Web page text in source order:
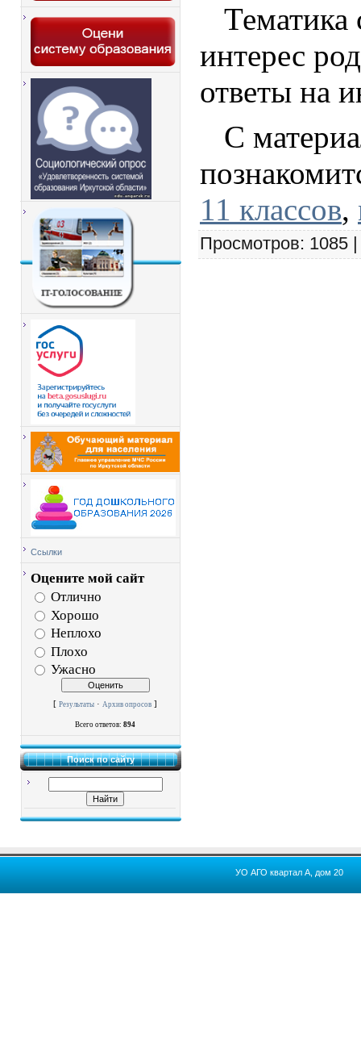
Ссылки
Оцените мой сайт
Отлично
Хорошо
Неплохо
Плохо
Ужасно
[ Результаты · Архив опросов ]
Всего ответов: 894
Поиск по сайту
Тематика
интерес
ответы на
С
11 классов,
Просмотров: 1085
УО АГО квартал А, дом 20